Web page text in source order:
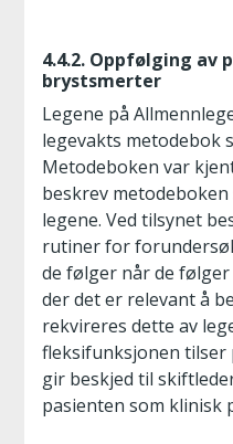
4.4.2. Oppfølging av
brystsmerter
Legene på
legevakts metodebok
Metodeboken var
beskrev
legene. Ved tilsynet
rutiner for
de følger når de
der det er relevant å
rekvireres dette av
fleksifunksjonen tilser
gir beskjed til
pasienten som klinisk